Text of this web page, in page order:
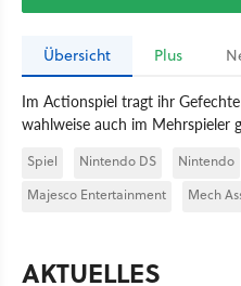
Übersicht Plus
Im Actionspiel tragt ihr
wahlweise auch im Mehrspieler
Spiel Nintendo DS Nintendo
Majesco Entertainment
Mech
AKTUELLES